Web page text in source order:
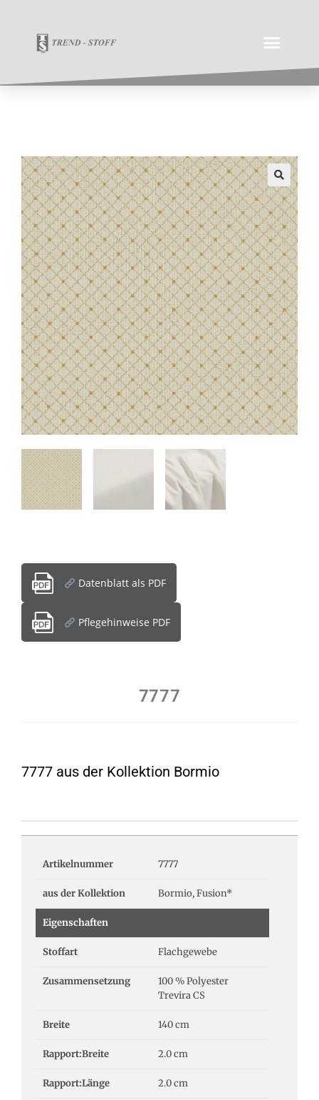
Datenblatt als PDF
Pflegehinweise PDF
7777
7777 aus der Kollektion Bormio
Artikelnummer 7777
aus der Kollektion Bormio, Fusion*
Eigenschaften
Stoffart Flachgewebe
Zusammensetzung
100 % Polyester
Trevira CS
Breite 140 cm
Rapport:Breite 2.0 cm
Rapport:Länge 2.0 cm